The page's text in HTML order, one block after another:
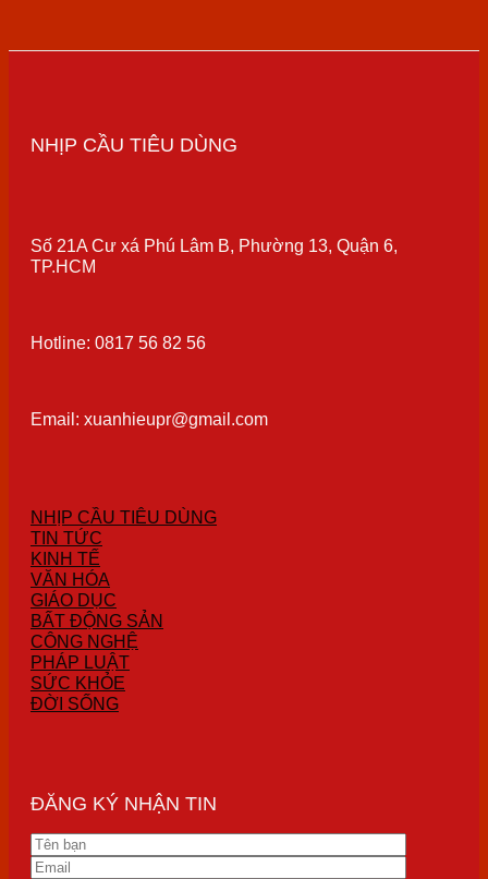
NHỊP CẦU TIÊU DÙNG
Số 21A Cư xá Phú Lâm B, Phường 13, Quận 6,
TP.HCM
Hotline: 0817 56 82 56
Email: xuanhieupr@gmail.com
NHỊP CẦU TIÊU DÙNG
TIN TỨC
KINH TẾ
VĂN HÓA
GIÁO DỤC
BẤT ĐỘNG SẢN
CÔNG NGHỆ
PHÁP LUẬT
SỨC KHỎE
ĐỜI SỐNG
ĐĂNG KÝ NHẬN TIN